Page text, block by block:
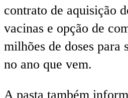
contrato de aquisição
vacinas e opção de
milhões de doses para
no ano que vem.
A pasta também